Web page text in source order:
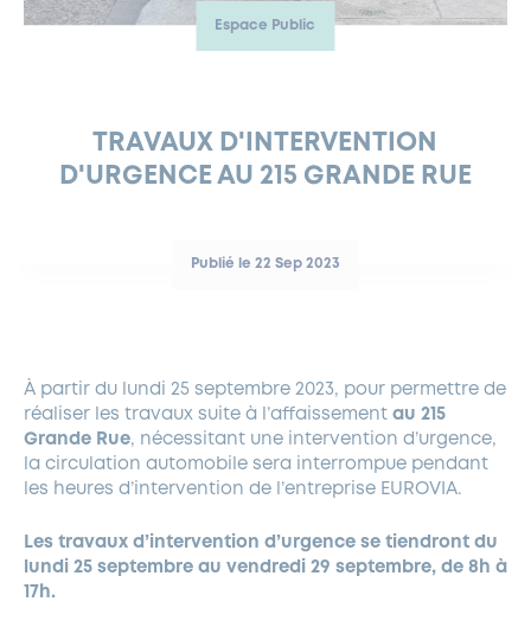
EAU POTABLE ET ASSAINISSEMENT
DÉCLARATION DE CATASTROPHE NATURELLE
LOCATION DE SALLES
INFORMATIONS PRATIQUES
SUBVENTIONS
FERMETURES EXCEPTIONNELLES
PANNEAUX D’AFFICHAGE LIBRE
GRÖBENZELL
DÉVELOPPEMENT DURABLE
DEMANDE D’ABATTAGE
GESTION DU PATRIMOINE ARBORÉ
Espace Public
TRAVAUX D'INTERVENTION
D'URGENCE AU 215 GRANDE RUE
Publié le 22 Sep 2023
À partir du lundi 25 septembre 2023, pour permettre de
réaliser les travaux suite à l’affaissement au 215
Grande Rue, nécessitant une intervention d’urgence,
la circulation automobile sera interrompue pendant
les heures d’intervention de l’entreprise EUROVIA.
Les travaux d’intervention d’urgence se tiendront du
lundi 25 septembre au vendredi 29 septembre, de 8h à
17h.